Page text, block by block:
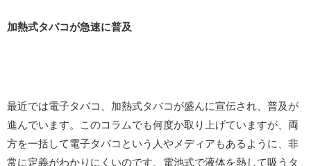
加熱式タバコが急速に普及
最近では電子タバコ、加熱式タバコが盛んに宣伝され、普及が
進んでいます。このコラムでも何度か取り上げていますが、両
方を一括して電子タバコという人やメディアもあるように、非
常に定義がわかりにくいのです。電池式で液体を熱して吸うタ